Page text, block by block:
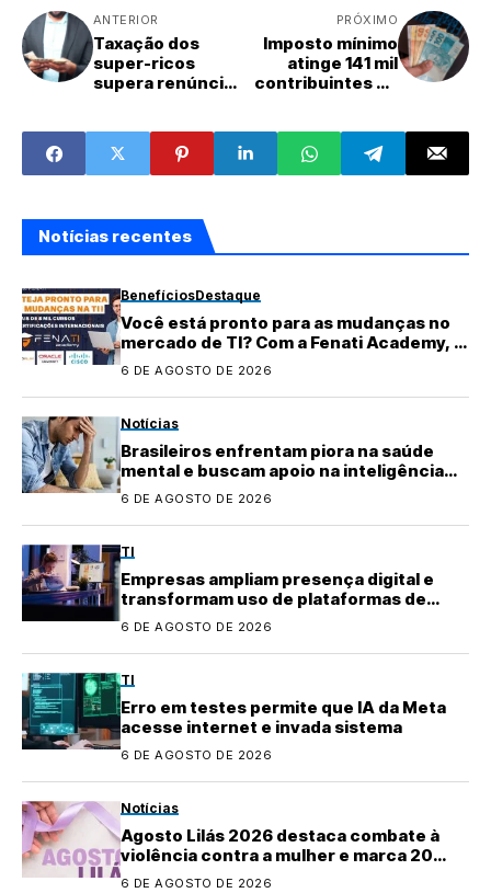
ANTERIOR
Taxação dos
super-ricos
supera renúncia
2026 e 2027
PRÓXIMO
Imposto mínimo
atinge 141 mil
contribuintes de
regras
Notícias recentes
BenefíciosDestaque
Você está pronto para as mudanças no
mercado de TI? Com a Fenati Academy, é
fácil se atualizar!
6 DE AGOSTO DE 2026
Notícias
Brasileiros enfrentam piora na saúde
mental e buscam apoio na inteligência
artificial
6 DE AGOSTO DE 2026
TI
Empresas ampliam presença digital e
transformam uso de plataformas de
conteúdo
6 DE AGOSTO DE 2026
TI
Erro em testes permite que IA da Meta
acesse internet e invada sistema
6 DE AGOSTO DE 2026
Notícias
Agosto Lilás 2026 destaca combate à
violência contra a mulher e marca 20
anos da Lei Maria da Penha
6 DE AGOSTO DE 2026